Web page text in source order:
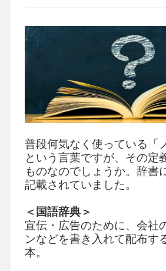
普段何気なく使っている「
という言葉ですが、その定
ものなのでしょうか。辞書
記載されていました。
＜国語辞典＞
宣伝・広告のために、会社
ンなどを書き入れて配布す
本。